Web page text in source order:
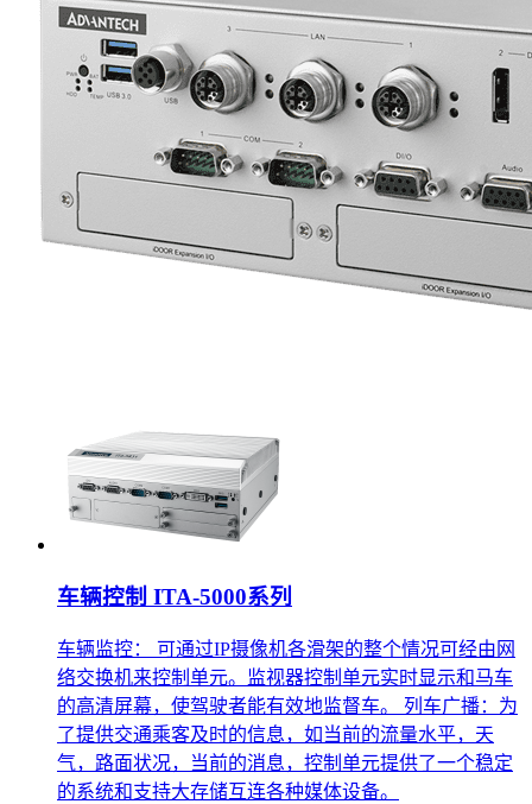
车辆控制 ITA-5000系列
车辆监控： 可通过IP摄像机各滑架的整个情况可经由网
络交换机来控制单元。监视器控制单元实时显示和马车
的高清屏幕，使驾驶者能有效地监督车。 列车广播：为
了提供交通乘客及时的信息，如当前的流量水平，天
气，路面状况，当前的消息，控制单元提供了一个稳定
的系统和支持大存储互连各种媒体设备。